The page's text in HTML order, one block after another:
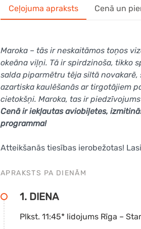
Ceļojuma apraksts Cenā un
Maroka – tās ir neskaitāmos toņos
okeāna viļņi. Tā ir spirdzinoša, tikko
salda piparmētru tēja siltā
azartiska kaulēšanās ar tirgotājiem
cietokšņi. Maroka, tas ir
Cenā ir iekļautas aviobiļetes,
programma!
Atteikšanās tiesības ierobežotas!
APRAKSTS PA DIENĀM
1. DIENA
Plkst. 11:45* lidojums Rīga –